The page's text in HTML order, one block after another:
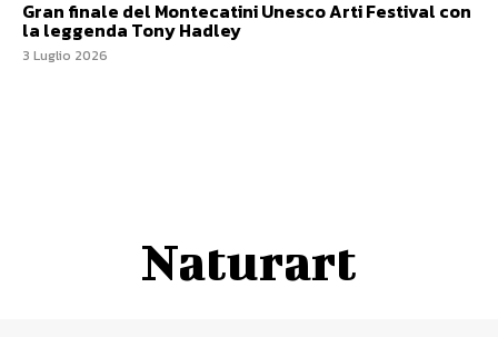
Gran finale del Montecatini Unesco Arti Festival con
la leggenda Tony Hadley
3 Luglio 2026
Naturart